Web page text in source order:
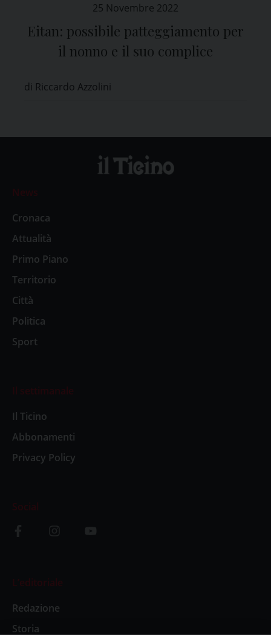
25 Novembre 2022
Eitan: possibile patteggiamento per
il nonno e il suo complice
di Riccardo Azzolini
News
Cronaca
Attualità
Primo Piano
Territorio
Città
Politica
Sport
Il settimanale
Il Ticino
Abbonamenti
Privacy Policy
Social
L’editoriale
Redazione
Storia